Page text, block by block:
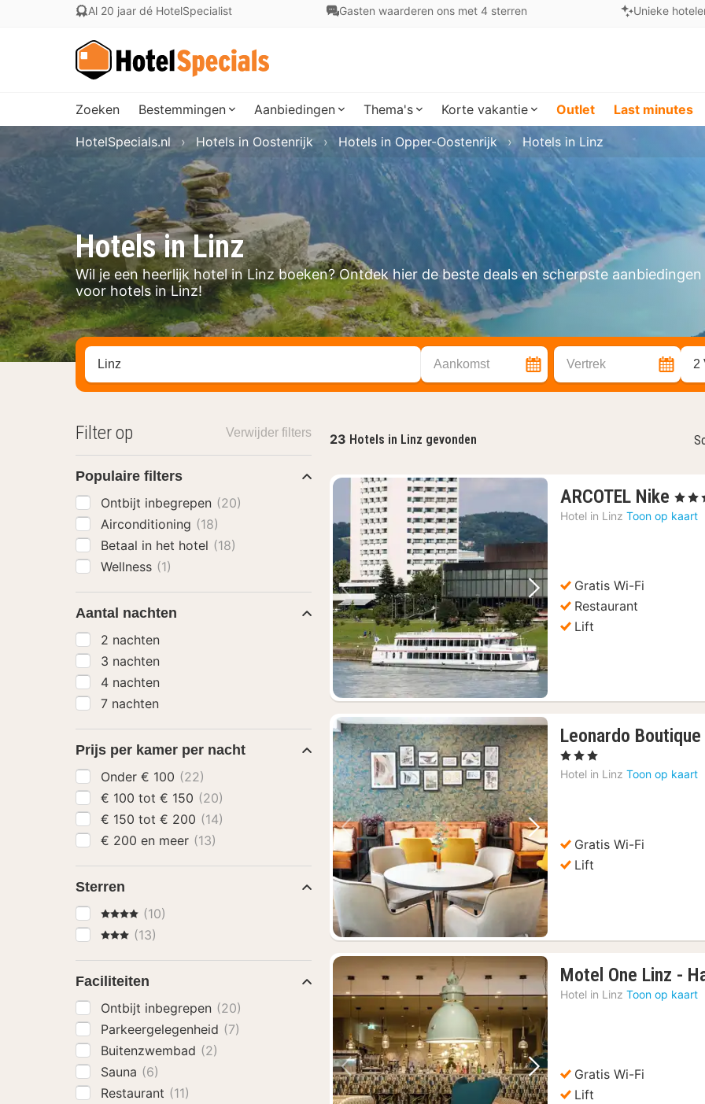
Al 20 jaar dé HotelSpecialist Gasten waarderen ons met 4 sterren Unieke
Zoeken Bestemmingen Aanbiedingen Thema's Korte vakantie Outlet Last minutes
Hotels in Linz
Wil je een heerlijk hotel in Linz boeken? Ontdek hier de beste deals en scherpste aanbiedingen
voor hotels in Linz!
HotelSpecials.nl Hotels in Oostenrijk Hotels in Opper-Oostenrijk Hotels in Linz
Zoek op hotel, regio of stad Aankomst Vertrek 2
23 Hotels in Linz gevonden
Vorige foto Volgende foto
ARCOTEL Nike 1
nacht
, 4
Hotel in Linz Toon op kaart
Gratis Wi-Fi
Restaurant
Lift
Vorige foto Volgende foto
Leonardo
, 3 Sterren
Hotel in Linz Toon op kaart
Gratis Wi-Fi
Lift
Vorige foto Volgende foto
Motel One Linz -
Hotel in Linz Toon op kaart
Gratis Wi-Fi
Lift
Filter op Verwijder filters
Populaire filters
Ontbijt inbegrepen (20)
Airconditioning (18)
Betaal in het hotel (18)
Wellness (1)
Aantal nachten
2 nachten
3 nachten
4 nachten
7 nachten
Prijs per kamer per nacht
Onder € 100 (22)
€ 100 tot € 150 (20)
€ 150 tot € 200 (14)
€ 200 en meer (13)
Sterren
4 Sterren(10)
3 Sterren
(13)
Faciliteiten
Ontbijt inbegrepen (20)
Parkeergelegenheid (7)
Buitenzwembad (2)
Sauna (6)
Restaurant (11)